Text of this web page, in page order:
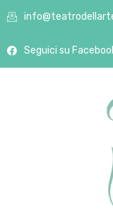
Seguici su